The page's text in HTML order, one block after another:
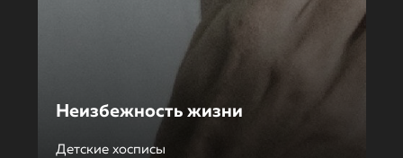
Неизбежность жизни
Детские хосписы